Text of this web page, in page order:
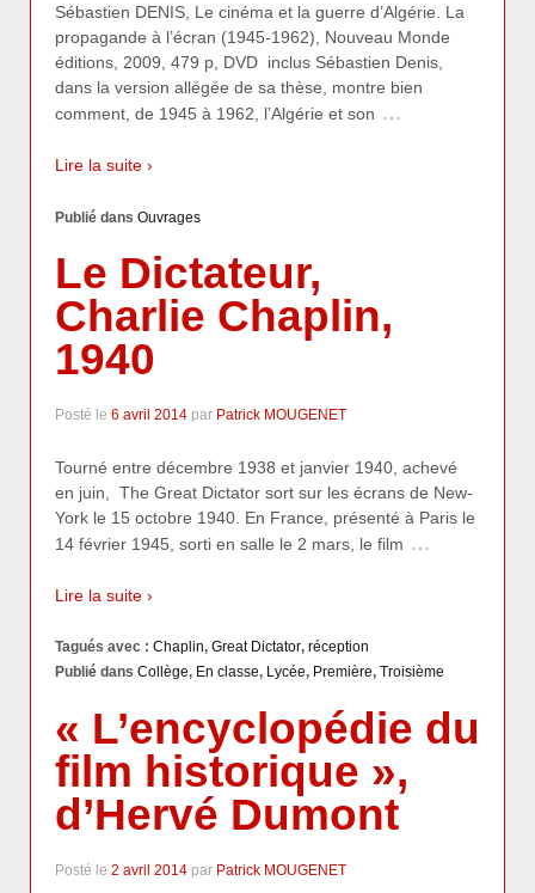
Sébastien DENIS, Le cinéma et la guerre d’Algérie. La
propagande à l’écran (1945-1962), Nouveau Monde
éditions, 2009, 479 p, DVD inclus Sébastien Denis,
dans la version allégée de sa thèse, montre bien
comment, de 1945 à 1962, l’Algérie et son …
Lire la suite ›
Publié dans Ouvrages
Le Dictateur,
Charlie Chaplin,
1940
Posté le 6 avril 2014 par Patrick MOUGENET
Tourné entre décembre 1938 et janvier 1940, achevé
en juin, The Great Dictator sort sur les écrans de New-
York le 15 octobre 1940. En France, présenté à Paris le
14 février 1945, sorti en salle le 2 mars, le film …
Lire la suite ›
Tagués avec : Chaplin, Great Dictator, réception
Publié dans Collège, En classe, Lycée, Première, Troisième
« L’encyclopédie du
film historique »,
d’Hervé Dumont
Posté le 2 avril 2014 par Patrick MOUGENET